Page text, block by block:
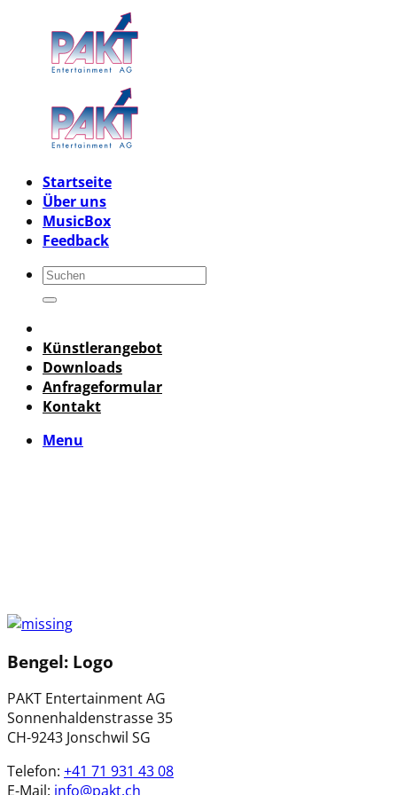
content
Startseite
Über uns
MusicBox
Feedback
Künstlerangebot
Downloads
Anfrageformular
Kontakt
Menu
Bengel: Logo
PAKT Entertainment AG
Sonnenhaldenstrasse 35
CH-9243 Jonschwil SG
Telefon: +41 71 931 43 08
E-Mail: info@pakt.ch